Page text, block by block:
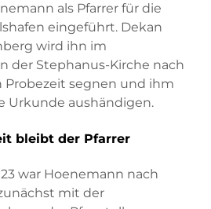
als Pfarrer für die
eingeführt. Dekan
wird ihn im
der Stephanus-Kirche nach
Probezeit segnen und ihm
Urkunde aushändigen.
bleibt der Pfarrer
war Hoenemann nach
mit der